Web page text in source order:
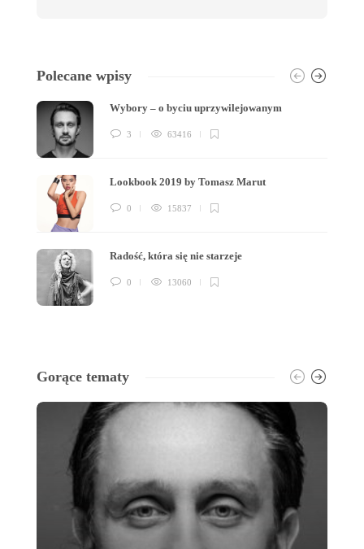
Polecane wpisy
Wybory – o byciu uprzywilejowanym
3 63416
Lookbook 2019 by Tomasz Marut
0 15837
Radość, która się nie starzeje
0 13060
Gorące tematy